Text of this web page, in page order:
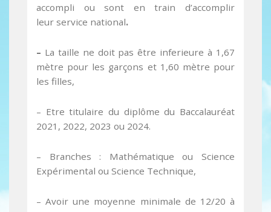
accompli ou sont en train d’accomplir
leur service national.
– La taille ne doit pas être inferieure à 1,67
mètre pour les garçons et 1,60 mètre pour
les filles,
– Etre titulaire du diplôme du Baccalauréat
2021, 2022, 2023 ou 2024.
– Branches : Mathématique ou Science
Expérimental ou Science Technique,
– Avoir une moyenne minimale de 12/20 à